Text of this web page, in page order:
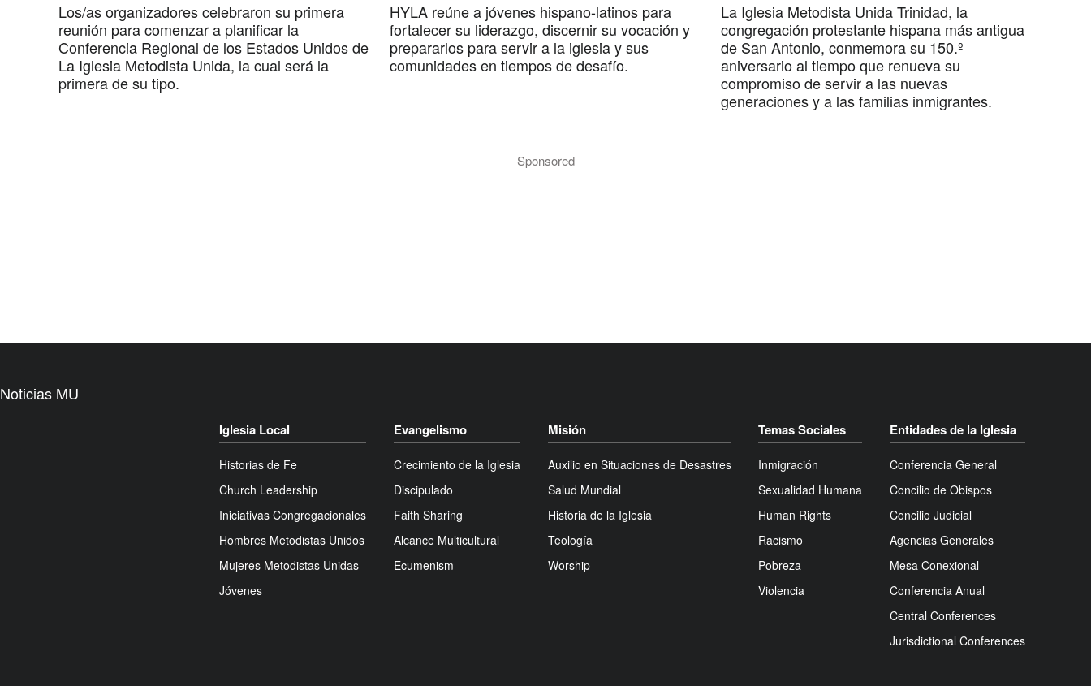
Los/as organizadores celebraron su primera
reunión para comenzar a planificar la
Conferencia Regional de los Estados Unidos de
La Iglesia Metodista Unida, la cual será la
primera de su tipo.
HYLA reúne a jóvenes hispano-latinos para
fortalecer su liderazgo, discernir su vocación y
prepararlos para servir a la iglesia y sus
comunidades en tiempos de desafío.
La Iglesia Metodista Unida Trinidad, la
congregación protestante hispana más antigua
de San Antonio, conmemora su 150.º
aniversario al tiempo que renueva su
compromiso de servir a las nuevas
generaciones y a las familias inmigrantes.
Sponsored
Noticias MU
Iglesia Local
Historias de Fe
Church Leadership
Iniciativas Congregacionales
Hombres Metodistas Unidos
Mujeres Metodistas Unidas
Jóvenes
Evangelismo
Crecimiento de la Iglesia
Discipulado
Faith Sharing
Alcance Multicultural
Ecumenism
Misión
Auxilio en Situaciones de Desastres
Salud Mundial
Historia de la Iglesia
Teología
Worship
Temas Sociales
Inmigración
Sexualidad Humana
Human Rights
Racismo
Pobreza
Violencia
Entidades de la Iglesia
Conferencia General
Concilio de Obispos
Concilio Judicial
Agencias Generales
Mesa Conexional
Conferencia Anual
Central Conferences
Jurisdictional Conferences